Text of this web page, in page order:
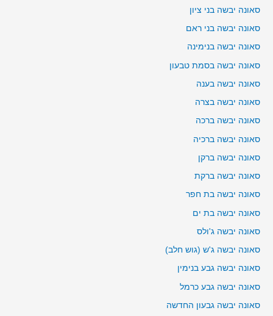
סאונה יבשה בני ציון
סאונה יבשה בני ראם
סאונה יבשה בנימינה
סאונה יבשה בסמת טבעון
סאונה יבשה בענה
סאונה יבשה בצרה
סאונה יבשה ברכה
סאונה יבשה ברכיה
סאונה יבשה ברקן
סאונה יבשה ברקת
סאונה יבשה בת חפר
סאונה יבשה בת ים
סאונה יבשה ג'ולס
סאונה יבשה ג'ש (גוש חלב)
סאונה יבשה גבע בנימין
סאונה יבשה גבע כרמל
סאונה יבשה גבעון החדשה